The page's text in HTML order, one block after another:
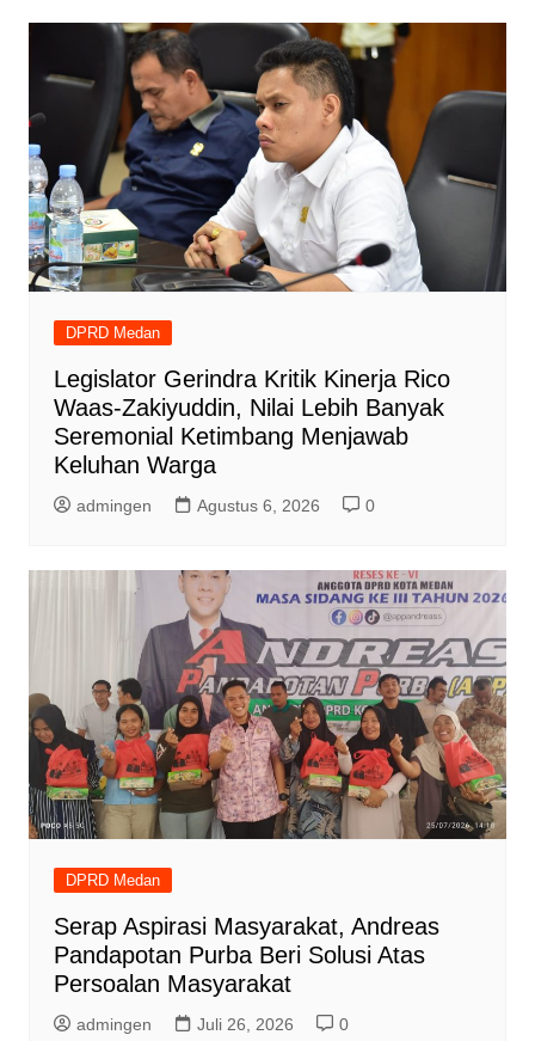
DPRD Medan
Legislator Gerindra Kritik Kinerja Rico
Waas-Zakiyuddin, Nilai Lebih Banyak
Seremonial Ketimbang Menjawab
Keluhan Warga
admingen Agustus 6, 2026 0
DPRD Medan
Serap Aspirasi Masyarakat, Andreas
Pandapotan Purba Beri Solusi Atas
Persoalan Masyarakat
admingen Juli 26, 2026 0